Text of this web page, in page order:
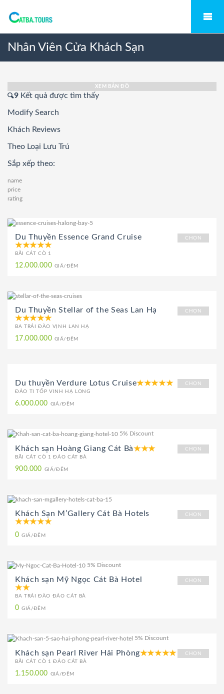
Nhân Viên Cửa Khách Sạn
XEM BẢN ĐỒ
9 Kết quả được tìm thấy
Modify Search
Khách Reviews
Theo Loại Lưu Trú
Sắp xếp theo:
name
price
rating
CHỌN
Du Thuyền Essence Grand Cruise
BÃI CÁT CÒ 1
12.000.000 GIÁ/ĐÊM
CHỌN
Du Thuyền Stellar of the Seas Lan Hạ
BA TRÁI ĐÀO VỊNH LAN HẠ
17.000.000 GIÁ/ĐÊM
CHỌN
Du thuyền Verdure Lotus Cruise
ĐẢO TI TỐP VINH HẠ LONG
6.000.000 GIÁ/ĐÊM
5% Discount
CHỌN
Khách sạn Hoàng Giang Cát Bà
BÃI CÁT CÒ 1 ĐẢO CÁT BÀ
900.000 GIÁ/ĐÊM
CHỌN
Khách Sạn M’Gallery Cát Bà Hotels
0 GIÁ/ĐÊM
5% Discount
CHỌN
Khách sạn Mỹ Ngọc Cát Bà Hotel
BA TRÁI ĐÀO ĐẢO CÁT BÀ
0 GIÁ/ĐÊM
5% Discount
CHỌN
Khách sạn Pearl River Hải Phòng
BÃI CÁT CÒ 1 ĐẢO CÁT BÀ
1.150.000 GIÁ/ĐÊM